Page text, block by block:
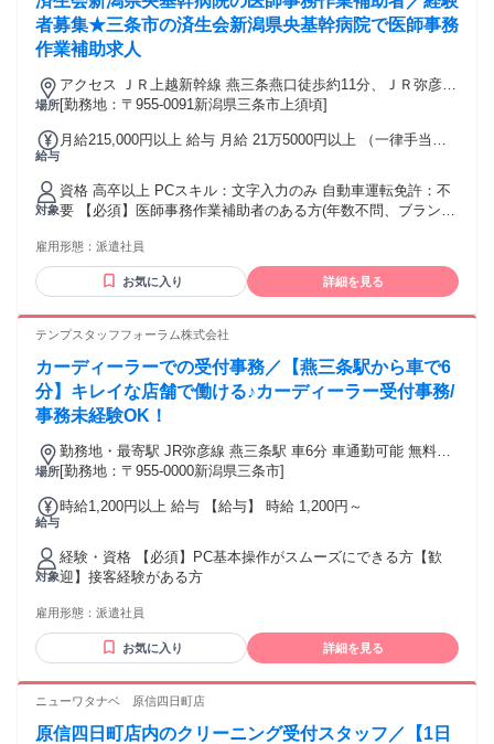
者募集★三条市の済生会新潟県央基幹病院で医師事務
作業補助求人
場所
アクセス ＪＲ上越新幹線 燕三条燕口徒歩約11分、ＪＲ弥彦線
燕三条燕口徒歩約11分、ＪＲ弥彦線 北三条南口徒歩約33分
[勤務地：〒955-0091新潟県三条市上須頃]
給与
月給215,000円以上 給与 月給 21万5000円以上 （一律手当を
対象
資格 高卒以上 PCスキル：文字入力のみ 自動車運転免許：不
要 【必須】医師事務作業補助者のある方(年数不問、ブランク
中 入社日応相談 ブランクOK 新卒・第二新卒 PCスキル不要
無資格OK 経験者優遇 女性が活躍 社内公募対象求人 フリータ
ーOK 男性活躍中 副業OK
雇用形態： 派遣社員
お気に入り 詳細を見る
テンプスタッフフォーラム株式会社
カーディーラーでの受付事務／【燕三条駅から車で6
分】キレイな店舗で働ける♪カーディーラー受付事務/
事務未経験OK！
場所
勤務地・最寄駅 JR弥彦線 燕三条駅 車6分 車通勤可能 無料駐
車場あり
[勤務地：〒955-0000新潟県三条市]
給与
時給1,200円以上 給与 【給与】 時給 1,200円～
対象
経験・資格 【必須】PC基本操作がスムーズにできる方【歓
迎】接客経験がある方
雇用形態： 派遣社員
お気に入り 詳細を見る
ニューワタナベ 原信四日町店
原信四日町店内のクリーニング受付スタッフ／【1日